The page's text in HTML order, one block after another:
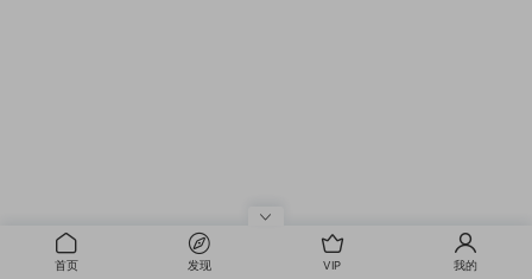
首页 发现 VIP 我的